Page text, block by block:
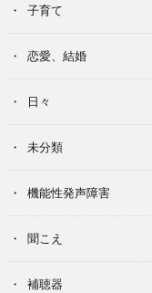
子育て
恋愛、結婚
日々
未分類
機能性発声障害
聞こえ
補聴器